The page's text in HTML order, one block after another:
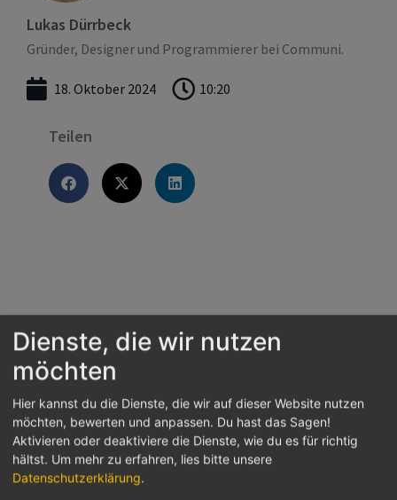
Lukas Dürrbeck
Gründer, Designer und Programmierer bei Communi.
18. Oktober 2024 10:20
Teilen
Das könnte dich auch interessieren
Dienste, die wir nutzen
möchten
Hier kannst du die Dienste, die wir auf dieser Website nutzen
möchten, bewerten und anpassen. Du hast das Sagen!
Aktivieren oder deaktiviere die Dienste, wie du es für richtig
hältst. Um mehr zu erfahren, lies bitte unsere
Datenschutzerklärung.